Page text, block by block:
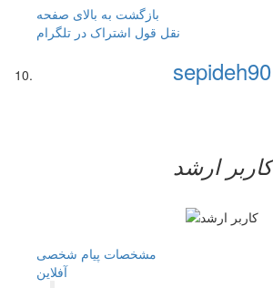
بازگشت به بالای صفحه
نقل قول اشتراک در تلگرام
sepideh90
کاربر ارشد
مشخصات پیام شخصی
آفلاين